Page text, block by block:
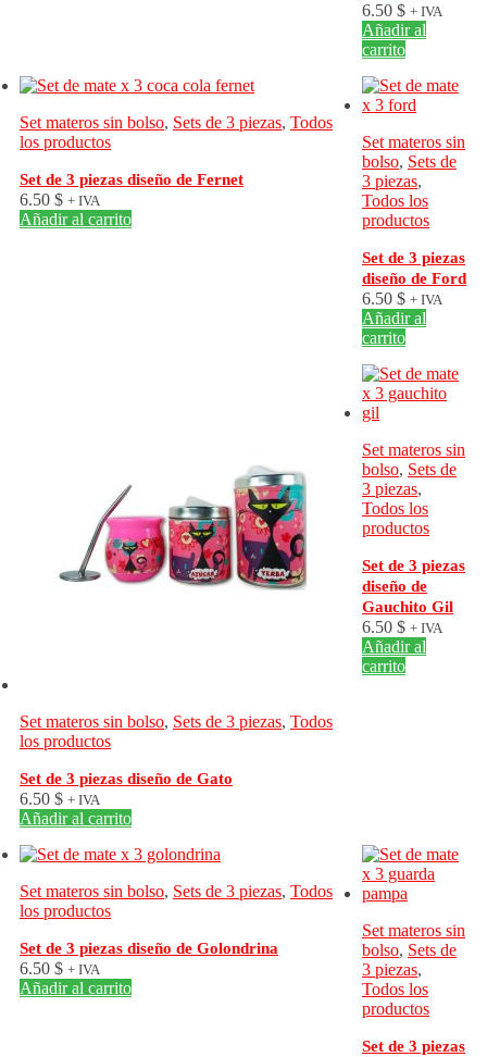
6.50 $ + IVA
Añadir al
carrito
Set materos sin bolso, Sets de 3 piezas, Todos
los productos
Set de 3 piezas diseño de Fernet
6.50 $ + IVA
Añadir al carrito
Set materos sin
bolso, Sets de
3 piezas,
Todos los
productos
Set de 3 piezas
diseño de Ford
6.50 $ + IVA
Añadir al
carrito
Set materos sin bolso, Sets de 3 piezas, Todos
los productos
Set de 3 piezas diseño de Gato
6.50 $ + IVA
Añadir al carrito
Set materos sin
bolso, Sets de
3 piezas,
Todos los
productos
Set de 3 piezas
diseño de
Gauchito Gil
6.50 $ + IVA
Añadir al
carrito
Set materos sin bolso, Sets de 3 piezas, Todos
los productos
Set de 3 piezas diseño de Golondrina
6.50 $ + IVA
Añadir al carrito
Set materos sin
bolso, Sets de
3 piezas,
Todos los
productos
Set de 3 piezas